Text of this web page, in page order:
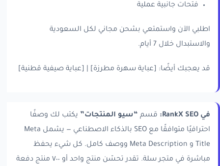
فتحات جانبية عملية
اطلبي الآن واستمتعي بشحن مجاني لكل السعودية
والاستبدال خلال 7 أيام.
قد يعجبك أيضًا: [عباية سهرة مطرزة] | [عباية صيفية قطنية]
في RankX SEO: قسم “سيو المنتجات” يكتب لك وصفًا
احترافيًا متوافقًا مع SEO بالذكاء الاصطناعي — يشمل Meta
Title و Meta Description ووصف كامل. كل شيء يحفظ
مباشرة في متجر سلة. تقدر تحسّن منتج واحد أو ٧٠٠ منتج دفعة